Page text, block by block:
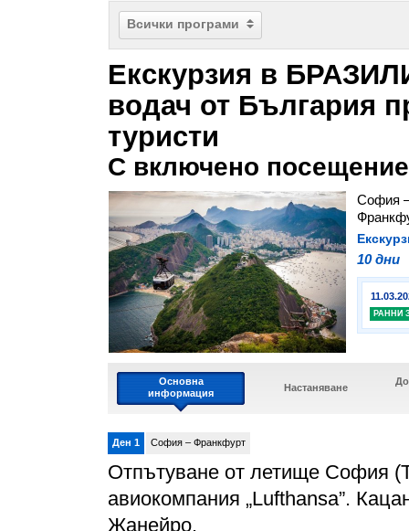
Всички програми
Екскурзия в
водач от България
туристи
С включено
София
10 дни
РАННИ
Основна
информация
Настаняване
Ден 1 София – Франкфурт
Отпътуване от летище София
авиокомпания „Lufthansa”.
Жанейро.